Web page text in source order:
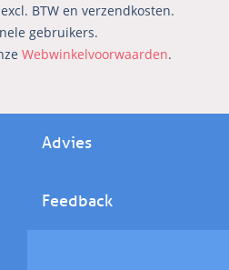
BTW en verzendkosten.
gebruikers.
Webwinkelvoorwaarden.
Advies
Feedback